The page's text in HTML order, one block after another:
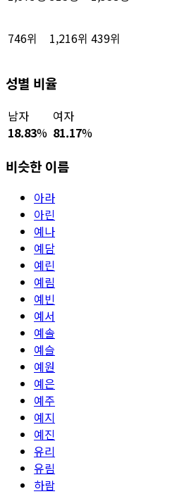
746위 1,216위 439위
성별 비율
남자
18.83%
여자
81.17%
비슷한 이름
아라
아린
예나
예담
예린
예림
예빈
예서
예솔
예슬
예원
예은
예주
예지
예진
유리
유림
하람